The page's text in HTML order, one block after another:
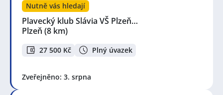
Nutně vás hledají
Plavecký klub Slávia VŠ Plzeň…
Plzeň (8 km)
27 500 Kč Plný úvazek
Zveřejněno: 3. srpna